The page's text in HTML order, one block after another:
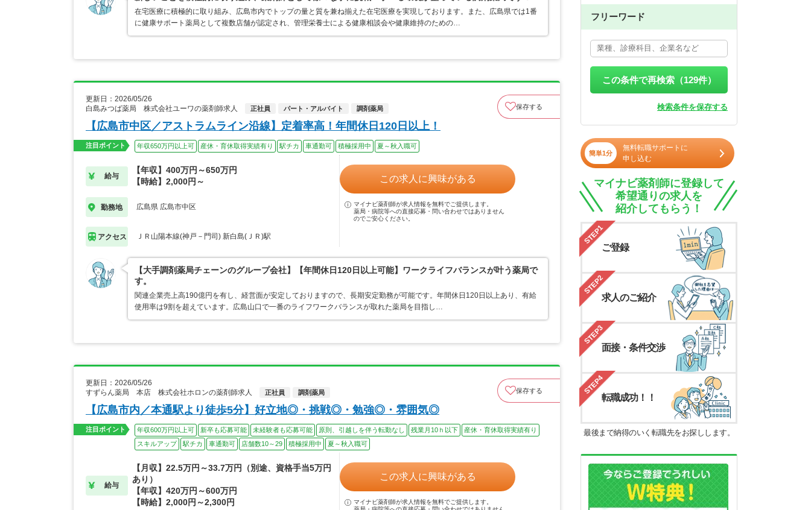
在宅医療に積極的に取り組み、広島市内でトップの量と質を兼ね揃えた在宅医療を実現しております。また、広島県では1番
に健康サポート薬局として複数店舗が認定され、管理栄養士による健康相談会や健康維持のための…
更新日：2026/05/26
白島みつば薬局 株式会社ユーワの薬剤師求人
正社員 パート・アルバイト 調剤薬局 保存する
【広島市中区／アストラムライン沿線】定着率高！年間休日120日以上！
注目ポイント 年収650万円以上可 産休・育休取得実績有り 駅チカ 車通勤可 積極採用中 夏～秋入職可
給与
【年収】400万円～650万円
【時給】2,000円～
勤務地 広島県 広島市中区
アクセス ＪＲ山陽本線(神戸－門司) 新白島(ＪＲ)駅
この求人に興味がある
マイナビ薬剤師が求人情報を無料でご提供します。
薬局・病院等への直接応募・問い合わせではありません
のでご安心ください。
【大手調剤薬局チェーンのグループ会社】【年間休日120日以上可能】ワークライフバランスが叶う薬局で
す。
関連企業売上高190億円を有し、経営面が安定しておりますので、長期安定勤務が可能です。年間休日120日以上あり、有給
使用率は9割を超えています。広島山口で一番のライフワークバランスが取れた薬局を目指し…
更新日：2026/05/26
すずらん薬局 本店 株式会社ホロンの薬剤師求人
正社員 調剤薬局 保存する
【広島市内／本通駅より徒歩5分】好立地◎・挑戦◎・勉強◎・雰囲気◎
注目ポイント 年収600万円以上可 新卒も応募可能 未経験者も応募可能 原則、引越しを伴う転勤なし 残業月10ｈ以下
産休・育休取得実績有り
スキルアップ
駅チカ 車通勤可 店舗数10～29 積極採用中 夏～秋入職可
給与
【月収】22.5万円～33.7万円（別途、資格手当5万円
あり）
【年収】420万円～600万円
【時給】2,000円～2,300円
この求人に興味がある
マイナビ薬剤師が求人情報を無料でご提供します。
フリーワード
この条件で再検索（129件）
検索条件を保存する
簡単1分
無料転職サポートに
申し込む
マイナビ薬剤師に登録して
希望通りの求人を
紹介してもらう！
STEP1
ご登録
STEP2
求人のご紹介
STEP3
面接・条件交渉
STEP4
転職成功！！
最後まで納得のいく転職先をお探しします。